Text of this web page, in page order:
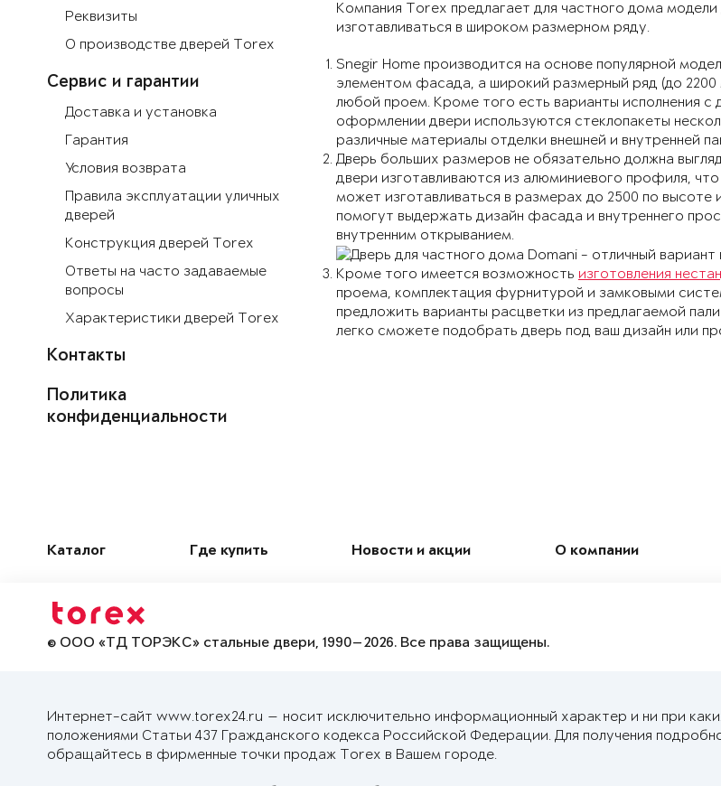
Реквизиты
О производстве дверей Torex
Сервис и гарантии
Доставка и установка
Гарантия
Условия возврата
Правила эксплуатации уличных
дверей
Конструкция дверей Torex
Ответы на часто задаваемые
вопросы
Характеристики дверей Torex
Контакты
Политика
конфиденциальности
Компания Torex предлагает для частного дома
изготавливаться в широком размерном ряду.
Snegir Home производится на основе популярной
элементом фасада, а широкий размерный ряд (до 2200
любой проем. Кроме того есть варианты исполнения
оформлении двери используются стеклопакеты
различные материалы отделки внешней и внутренней
Дверь больших размеров не обязательно должна
двери изготавливаются из алюминиевого профиля,
может изготавливаться в размерах до 2500 по
помогут выдержать дизайн фасада и внутреннего
внутренним открыванием.
Кроме того имеется возможность изготовления
проема, комплектация фурнитурой и замковыми
предложить варианты расцветки из предлагаемой
легко сможете подобрать дверь под ваш дизайн или
Каталог Где купить Новости и акции О компании
© ООО «ТД ТОРЭКС» стальные двери, 1990—2026. Все права защищены.
Интернет-сайт www.torex24.ru — носит исключительно информационный характер и ни при
положениями Статьи 437 Гражданского кодекса Российской Федерации. Для получения
обращайтесь в фирменные точки продаж Torex в Вашем городе.